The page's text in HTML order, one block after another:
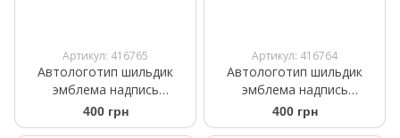
Артикул: 416765
Автологотип шильдик
эмблема надпись
Mercedes S500 black
400 грн
Артикул: 416764
Автологотип шильдик
эмблема надпись
Mercedes S400 black
400 грн